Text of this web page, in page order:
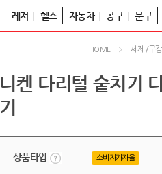
레저 헬스 자동차 공구 문구
HOME 세제/구강
니켄 다리털 숱치기
기
상품타입 소비자가자율